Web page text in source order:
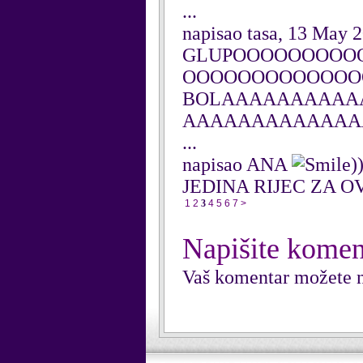
...
napisao tasa, 13 May
...
napisao ANA
JEDINA RIJEC ZA
1 2 3 4 5 6 7 >
Napišite
Vaš komentar možete